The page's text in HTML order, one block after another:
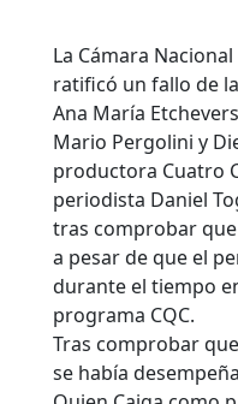
La Cámara
ratificó un fallo de
Ana María
Mario Pergolini y
productora Cuatro
periodista Daniel
tras comprobar
a pesar de que el
durante el tiempo
programa CQC.
Tras comprobar
se había